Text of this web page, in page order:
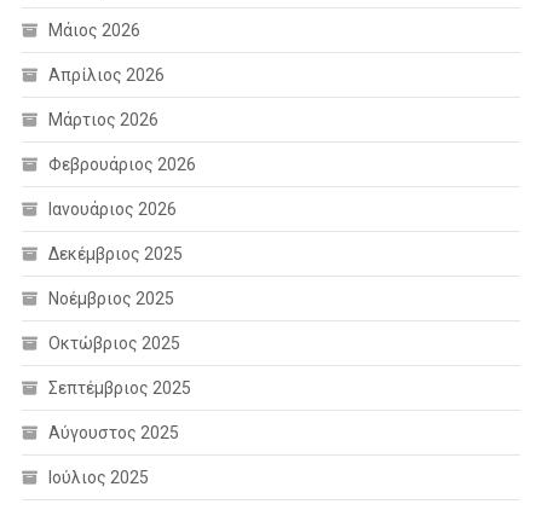
Μάιος 2026
Απρίλιος 2026
Μάρτιος 2026
Φεβρουάριος 2026
Ιανουάριος 2026
Δεκέμβριος 2025
Νοέμβριος 2025
Οκτώβριος 2025
Σεπτέμβριος 2025
Αύγουστος 2025
Ιούλιος 2025